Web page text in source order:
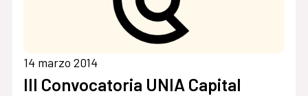
14 marzo 2014
III Convocatoria UNIA Capital